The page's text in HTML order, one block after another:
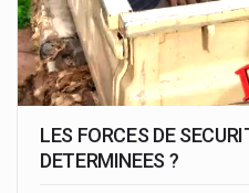
LES FORCES DE
DETERMINEES ?